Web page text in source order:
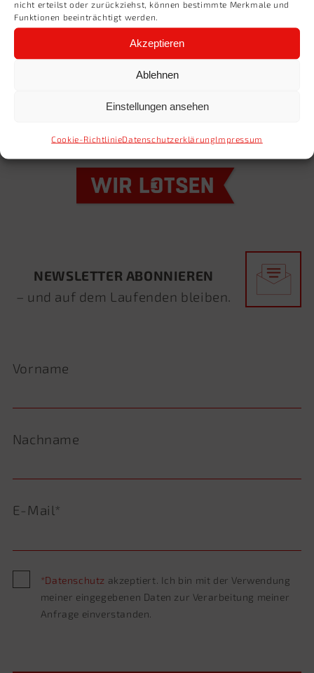
nicht erteilst oder zurückziehst, können bestimmte Merkmale und
Funktionen beeinträchtigt werden.
Akzeptieren
Ablehnen
Einstellungen ansehen
Cookie-RichtlinieDatenschutzerklärungImpressum
NEWSLETTER ABONNIEREN
– und auf dem Laufenden bleiben.
Vorname
Nachname
E-Mail*
lasse
dieses
*Datenschutz akzeptiert. Ich bin mit der Verwendung
meiner eingegebenen Daten zur Verarbeitung meiner
Anfrage einverstanden.